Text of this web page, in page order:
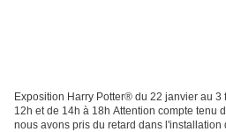
Exposition Harry Potter® du 22 janvier au
12h et de 14h à 18h Attention compte tenu
nous avons pris du retard dans l'installation